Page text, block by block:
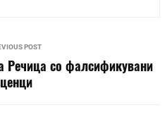
POST
со фалсификувани